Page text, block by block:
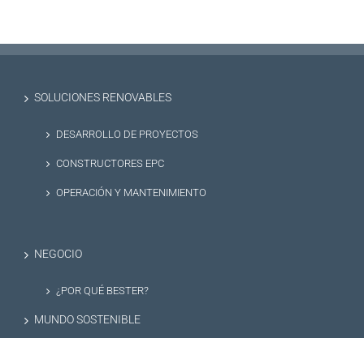
SOLUCIONES RENOVABLES
DESARROLLO DE PROYECTOS
CONSTRUCTORES EPC
OPERACIÓN Y MANTENIMIENTO
NEGOCIO
¿POR QUÉ BESTER?
MUNDO SOSTENIBLE